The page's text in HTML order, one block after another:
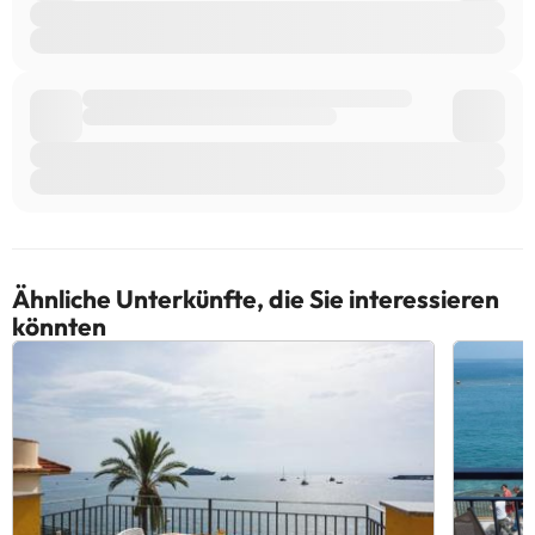
Ähnliche Unterkünfte, die Sie interessieren
könnten